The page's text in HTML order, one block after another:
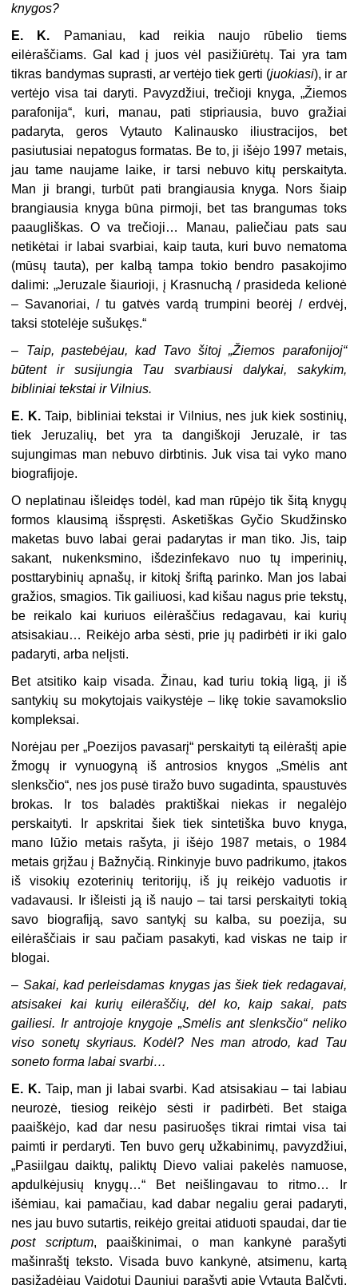
knygos?
E. K.
Pamaniau, kad reikia naujo rūbelio tiems
eilėraščiams. Gal kad į juos vėl pasižiūrėtų. Tai yra tam
tikras bandymas suprasti, ar vertėjo tiek gerti (juokiasi), ir ar
vertėjo visa tai daryti. Pavyzdžiui, trečioji knyga, „Žiemos
parafonija“, kuri, manau, pati stipriausia, buvo gražiai
padaryta, geros Vytauto Kalinausko iliustracijos, bet
pasiutusiai nepatogus formatas. Be to, ji išėjo 1997 metais,
jau tame naujame laike, ir tarsi nebuvo kitų perskaityta.
Man ji brangi, turbūt pati brangiausia knyga. Nors šiaip
brangiausia knyga būna pirmoji, bet tas brangumas toks
paaugliškas. O va trečioji… Manau, paliečiau pats sau
netikėtai ir labai svarbiai, kaip tauta, kuri buvo nematoma
(mūsų tauta), per kalbą tampa tokio bendro pasakojimo
dalimi: „Jeruzale šiaurioji, į Krasnuchą / prasideda kelionė
– Savanoriai, / tu gatvės vardą trumpini beorėj / erdvėj,
taksi stotelėje sušukęs.“
– Taip, pastebėjau, kad Tavo šitoj „Žiemos parafonijoj“
būtent ir susijungia Tau svarbiausi dalykai, sakykim,
bibliniai tekstai ir Vilnius.
E. K.Taip, bibliniai tekstai ir Vilnius, nes juk kiek sostinių,
tiek Jeruzalių, bet yra ta dangiškoji Jeruzalė, ir tas
sujungimas man nebuvo dirbtinis. Juk visa tai vyko mano
biografijoje.
O neplatinau išleidęs todėl, kad man rūpėjo tik šitą knygų
formos klausimą išspręsti. Asketiškas Gyčio Skudžinsko
maketas buvo labai gerai padarytas ir man tiko. Jis, taip
sakant, nukenksmino, išdezinfekavo nuo tų imperinių,
posttarybinių apnašų, ir kitokį šriftą parinko. Man jos labai
gražios, smagios. Tik gailiuosi, kad kišau nagus prie tekstų,
be reikalo kai kuriuos eilėraščius redagavau, kai kurių
atsisakiau… Reikėjo arba sėsti, prie jų padirbėti ir iki galo
padaryti, arba nelįsti.
Bet atsitiko kaip visada. Žinau, kad turiu tokią ligą, ji iš
santykių su mokytojais vaikystėje – likę tokie savamokslio
kompleksai.
Norėjau per „Poezijos pavasarį“ perskaityti tą eilėraštį apie
žmogų ir vynuogyną iš antrosios knygos „Smėlis ant
slenksčio“, nes jos pusė tiražo buvo sugadinta, spaustuvės
brokas. Ir tos baladės praktiškai niekas ir negalėjo
perskaityti. Ir apskritai šiek tiek sintetiška buvo knyga,
mano lūžio metais rašyta, ji išėjo 1987 metais, o 1984
metais grįžau į Bažnyčią. Rinkinyje buvo padrikumo, įtakos
iš visokių ezoterinių teritorijų, iš jų reikėjo vaduotis ir
vadavausi. Ir išleisti ją iš naujo – tai tarsi perskaityti tokią
savo biografiją, savo santykį su kalba, su poezija, su
eilėraščiais ir sau pačiam pasakyti, kad viskas ne taip ir
blogai.
– Sakai, kad perleisdamas knygas jas šiek tiek redagavai,
atsisakei kai kurių eilėraščių, dėl ko, kaip sakai, pats
gailiesi. Ir antrojoje knygoje „Smėlis ant slenksčio“ neliko
viso sonetų skyriaus. Kodėl? Nes man atrodo, kad Tau
soneto forma labai svarbi…
E. K. Taip, man ji labai svarbi. Kad atsisakiau – tai labiau
neurozė, tiesiog reikėjo sėsti ir padirbėti. Bet staiga
paaiškėjo, kad dar nesu pasiruošęs tikrai rimtai visa tai
paimti ir perdaryti. Ten buvo gerų užkabinimų, pavyzdžiui,
„Pasiilgau daiktų, paliktų Dievo valiai pakelės namuose,
apdulkėjusių knygų…“ Bet neišlingavau to ritmo… Ir
išėmiau, kai pamačiau, kad dabar negaliu gerai padaryti,
nes jau buvo sutartis, reikėjo greitai atiduoti spaudai, dar tie
post scriptum, paaiškinimai, o man kankynė parašyti
mašinraštį teksto. Visada buvo kankynė, atsimenu, kartą
pasižadėjau Vaidotui Dauniui parašyti apie Vytautą Balčytį,